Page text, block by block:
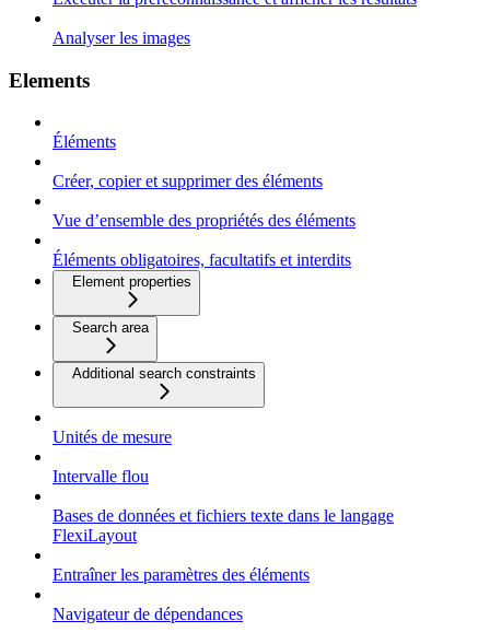
Analyser les images
Elements
Éléments
Créer, copier et supprimer des éléments
Vue d’ensemble des propriétés des éléments
Éléments obligatoires, facultatifs et interdits
Element properties
Search area
Additional search constraints
Unités de mesure
Intervalle flou
Bases de données et fichiers texte dans le langage
FlexiLayout
Entraîner les paramètres des éléments
Navigateur de dépendances